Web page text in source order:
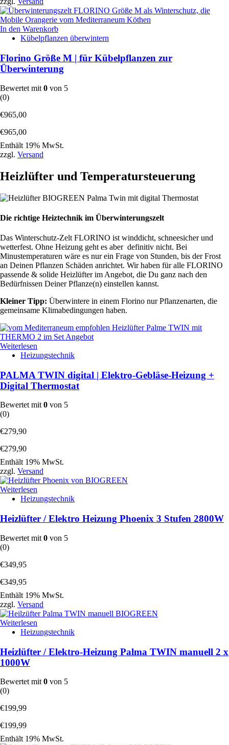
In den Warenkorb
Kübelpflanzen überwintern
Florino Größe M | für Kübelpflanzen zur
Überwinterung
Bewertet mit 0 von 5
(0)
€965,00
€965,00
Enthält 19% MwSt.
zzgl. Versand
Heizlüfter und Temperatursteuerung
Die richtige Heiztechnik im Überwinterungszelt
Das Winterschutz-Zelt FLORINO ist winddicht, schneesicher und
wetterfest. Ohne Heizung geht es aber definitiv nicht. Bei
Minustemperaturen wäre es nur ein Frage von Stunden, bis der Frost
an Deinen Pflanzen Schäden anrichtet. Wir haben für alle FLORINO
passende & solide Heizlüfter im Angebot, die Du ganz nach den
Bedürfnissen Deiner Pflanze(n) einstellen kannst.
Kleiner Tipp: Überwintere in einem Florino nur Pflanzenarten, die
gemeinsame Klimabedingungen haben.
Weiterlesen
Heizungstechnik
PALMA TWIN digital | Elektro-Gebläse-Heizung +
Digital Thermostat
Bewertet mit0 von 5
(0)
€279,90
€279,90
Enthält 19% MwSt.
zzgl. Versand
Weiterlesen
Heizungstechnik
Heizlüfter / Elektro Heizung Phoenix 3 Stufen 2800W
Bewertet mit 0 von 5
(0)
€349,95
€349,95
Enthält 19% MwSt.
zzgl. Versand
Weiterlesen
Heizungstechnik
Heizlüfter / Elektro-Heizung Palma TWIN manuell 2 x
1000W
Bewertet mit 0 von 5
(0)
€199,99
€199,99
Enthält 19% MwSt.